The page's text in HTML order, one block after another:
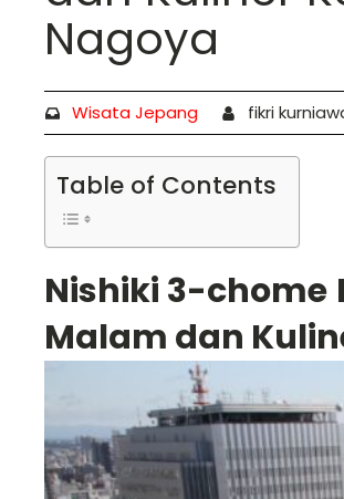
Nagoya
Wisata Jepang fikri
Table of Contents
Nishiki 3-
Malam dan